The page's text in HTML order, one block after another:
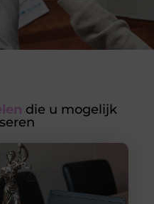
die u mogelijk